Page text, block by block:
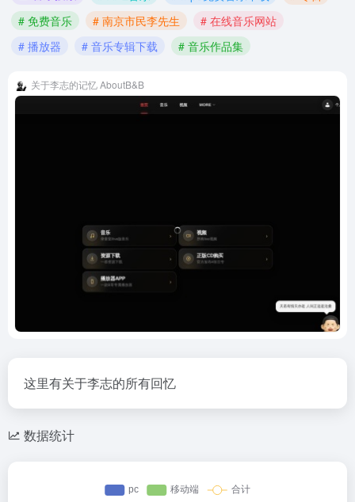
# 免费音乐
# 南京市民李先生
# 在线音乐网站
# 播放器
# 音乐专辑下载 # 音乐作品集
关于李志的记忆 AboutB&B
这里有关于李志的所有回忆
数据统计